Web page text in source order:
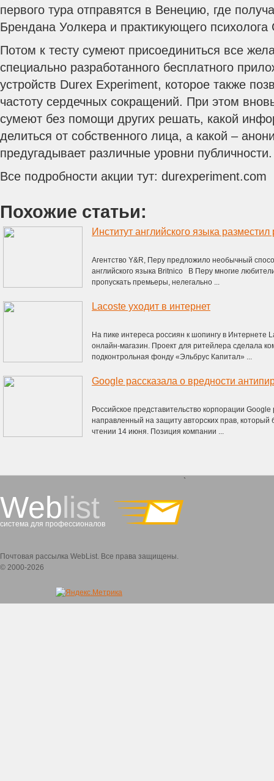
первого тура отправятся в Венецию, где
Брендана Уолкера и практикующего
Потом к тесту сумеют присоединиться все
специально разработанного бесплатного
устройств Durex Experiment, которое также
частоту сердечных сокращений. При этом
сумеют без помощи других решать, какой
делиться от собственного лица, а какой –
предугадывает различные уровни публичности.
Все подробности акции тут: durexperiment.com
Похожие статьи:
Агентство Y&R, Перу предложило необычный
английского языка Britnico В Перу многие
пропускать премьеры, нелегально ...
Lacoste уходит в интернет
На пике интереса россиян к шопингу в Интернете
онлайн-магазин. Проект для ритейлера сделала
подконтрольная фонду «Эльбрус Капитал» ...
Российское представительство корпорации Google
направленный на защиту авторских прав, который
чтении 14 июня. Позиция компании ...
Weblist
система для профессионалов
`
Почтовая рассылка WebList. Все права защищены.
© 2000-2026